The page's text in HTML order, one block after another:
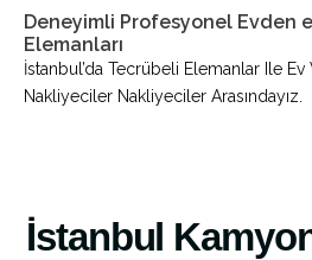
Deneyimli Profesyonel Evden
Elemanları
İstanbul’da Tecrübeli Elemanlar Ile Ev
Nakliyeciler Nakliyeciler Arasındayız.
İstanbul